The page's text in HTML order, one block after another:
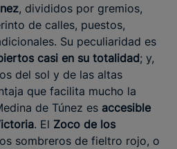
, divididos por gremios,
de calles, puestos,
Su peculiaridad es
casi en su totalidad; y,
del sol y de las altas
que facilita mucho la
de Túnez es accesible
. El Zoco de los
sombreros de fieltro rojo, o